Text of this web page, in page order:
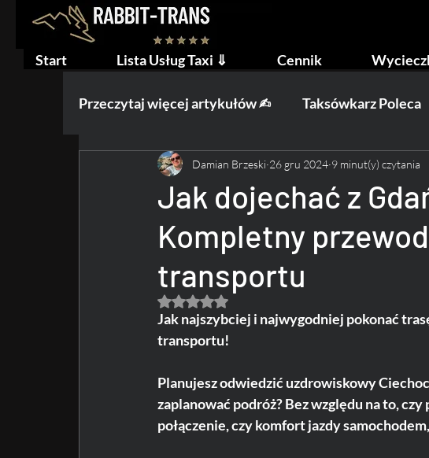
Start Lista Usług Taxi ⇓ Cennik
Przeczytaj więcej artykułów ✍︎ Taksówkarz Poleca
Praca na Taxi Ślub i Wesele Wydarzenia
Jak dojechać z
Kompletny
transportu
Damian Brzeski 26 gru 2024 9 minut(y) czytania
Oceniono na NaN z 5 gwiazdek.
Jak najszybciej i najwygodniej pokonać
transportu!
Planujesz odwiedzić uzdrowiskowy
zaplanować podróż? Bez względu na to,
połączenie, czy komfort jazdy